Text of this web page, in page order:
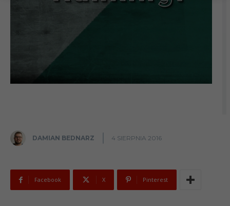
DAMIAN BEDNARZ 4 SIERPNIA 2016
Facebook X Pinterest